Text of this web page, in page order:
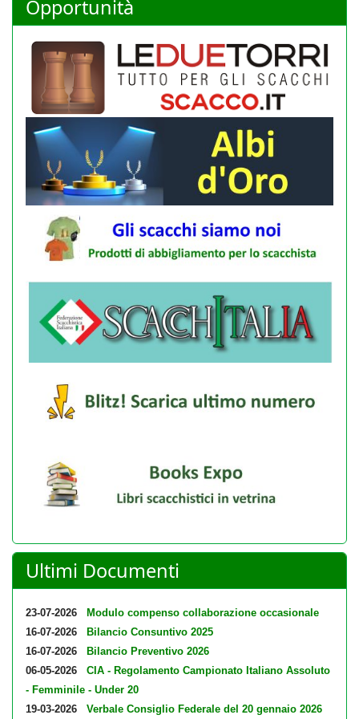
Opportunità
Ultimi Documenti
23-07-2026
Modulo compenso collaborazione occasionale
16-07-2026
Bilancio Consuntivo 2025
16-07-2026
Bilancio Preventivo 2026
06-05-2026
CIA - Regolamento Campionato Italiano Assoluto
- Femminile - Under 20
19-03-2026
Verbale Consiglio Federale del 20 gennaio 2026